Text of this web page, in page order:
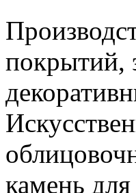
покрытий,
камень